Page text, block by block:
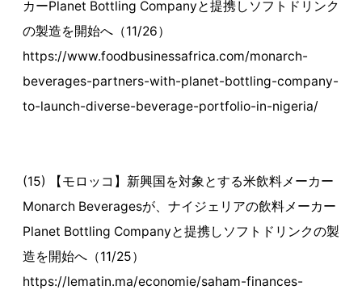
カーPlanet Bottling Companyと提携しソフトドリンク
の製造を開始へ（11/26）
https://www.foodbusinessafrica.com/monarch-
beverages-partners-with-planet-bottling-company-
to-launch-diverse-beverage-portfolio-in-nigeria/
(15) 【モロッコ】新興国を対象とする米飲料メーカー
Monarch Beveragesが、ナイジェリアの飲料メーカー
Planet Bottling Companyと提携しソフトドリンクの製
造を開始へ（11/25）
https://lematin.ma/economie/saham-finances-